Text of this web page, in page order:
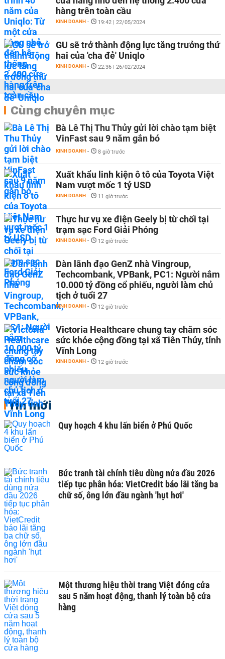
hàng trên toàn cầu
KINH DOANH - 19:42 | 22/05/2024
GU sẽ trở thành động lực tăng trưởng thứ
hai của 'cha đẻ' Uniqlo
KINH DOANH - 22:36 | 26/02/2024
Cùng chuyên mục
Bà Lê Thị Thu Thủy gửi lời chào tạm biệt
VinFast sau 9 năm gắn bó
KINH DOANH - 8 giờ trước
Xuất khẩu linh kiện ô tô của Toyota Việt
Nam vượt mốc 1 tỷ USD
KINH DOANH - 11 giờ trước
Thực hư vụ xe điện Geely bị từ chối tại
trạm sạc Ford Giải Phóng
KINH DOANH - 12 giờ trước
Dàn lãnh đạo GenZ nhà Vingroup,
Techcombank, VPBank, PC1: Người nắm
10.000 tỷ đồng cổ phiếu, người làm chủ
tịch ở tuổi 27
KINH DOANH - 12 giờ trước
Victoria Healthcare chung tay chăm sóc
sức khỏe cộng đồng tại xã Tiên Thủy, tỉnh
Vĩnh Long
KINH DOANH - 12 giờ trước
Tin mới
Quy hoạch 4 khu lấn biển ở Phú Quốc
Bức tranh tài chính tiêu dùng nửa đầu 2026
tiếp tục phân hóa: VietCredit báo lãi tăng ba
chữ số, ông lớn đầu ngành 'hụt hơi'
Một thương hiệu thời trang Việt đóng cửa
sau 5 năm hoạt động, thanh lý toàn bộ cửa
hàng